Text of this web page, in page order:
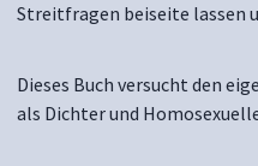
Streitfragen beiseite lassen
Dieses Buch versucht den
als Dichter und